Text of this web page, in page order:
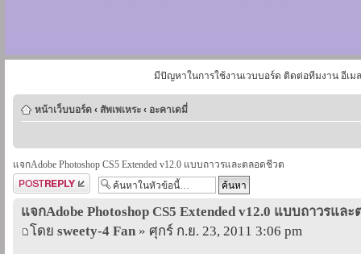
มีปัญหาในการใช้งานเวบบอร์ด ติดต่อทีมงาน อีเม
หน้าเว็บบอร์ด ‹ สัพเพเหระ ‹ อะคาเดมี่
แจกAdobe Photoshop CS5 Extended v12.0 แบบถาวรและตลอดชีวต
ตอบกระทู้
แจกAdobe Photoshop CS5 Extended v12.0 แบบถาวรแล
โดย sweety-4 Fan » ศุกร์ ก.ย. 23, 2011 3:06 pm